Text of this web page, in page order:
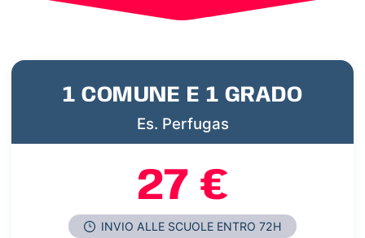
1 COMUNE E 1 GRADO
Es. Perfugas
27 €
INVIO ALLE SCUOLE ENTRO 72H